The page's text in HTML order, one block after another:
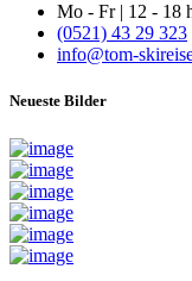
Mo - Fr | 12 - 18
(0521) 43 29 323
info@tom-
Neueste Bilder